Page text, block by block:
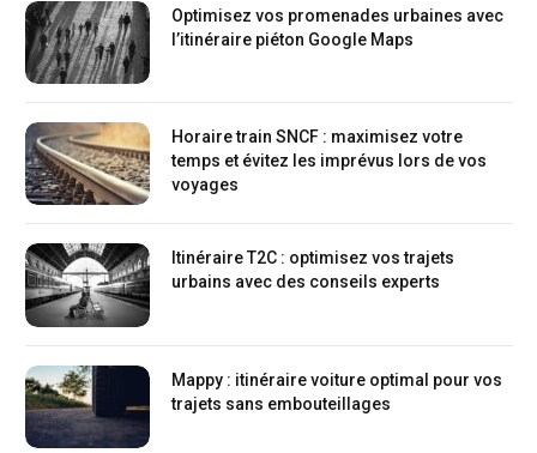
Optimisez vos promenades urbaines avec
l’itinéraire piéton Google Maps
Horaire train SNCF : maximisez votre
temps et évitez les imprévus lors de vos
voyages
Itinéraire T2C : optimisez vos trajets
urbains avec des conseils experts
Mappy : itinéraire voiture optimal pour vos
trajets sans embouteillages